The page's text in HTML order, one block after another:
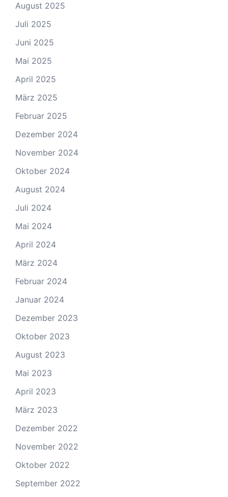
August 2025
Juli 2025
Juni 2025
Mai 2025
April 2025
März 2025
Februar 2025
Dezember 2024
November 2024
Oktober 2024
August 2024
Juli 2024
Mai 2024
April 2024
März 2024
Februar 2024
Januar 2024
Dezember 2023
Oktober 2023
August 2023
Mai 2023
April 2023
März 2023
Dezember 2022
November 2022
Oktober 2022
September 2022